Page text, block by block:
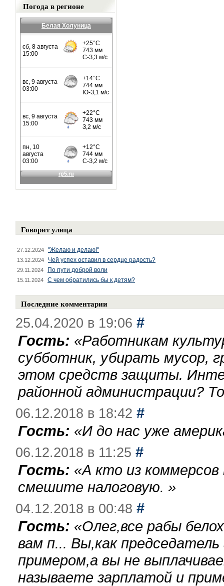
Погода в регионе
Белая Холуница
Говорит улица
27.12.2024 "Желаю и делаю!"
13.12.2024 Чей успех оставил в сердце радость?
29.11.2024 По пути доброй воли
15.11.2024 С чем обратились бы к детям?
Последние комментарии
25.04.2020 в 19:06 #
Гость: «Работникам
субботник, убирать мусор,
этом средств защиты.
районной администрации?
06.12.2018 в 18:42 #
Гость: «И до нас уже
06.12.2018 в 11:25 #
Гость: «А кто из
смешите налоговую. »
04.12.2018 в 00:48 #
Гость: «Олег,все рабы
вам п... Вы,как
примером,а вы не
называете зарплатой и